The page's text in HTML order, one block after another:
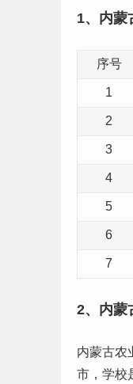
1、内蒙
序号
1
2
3
4
5
6
7
2、内蒙
内蒙古农
市，学校